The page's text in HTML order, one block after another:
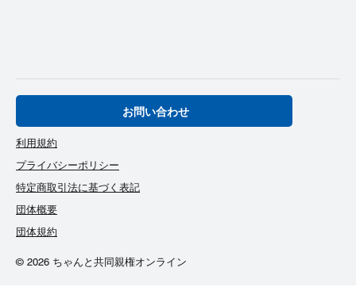
お問い合わせ
利用規約
プライバシーポリシー
特定商取引法に基づく表記
団体概要
団体規約
© 2026 ちゃんと共同親権オンライン